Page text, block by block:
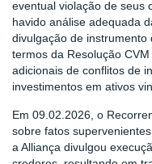
eventual violação de seus
havido análise adequada
divulgação de
termos da Resolução
adicionais de conflitos de
investimentos em ativos
Em 09.02.2026, o
sobre fatos
a Alliança divulgou